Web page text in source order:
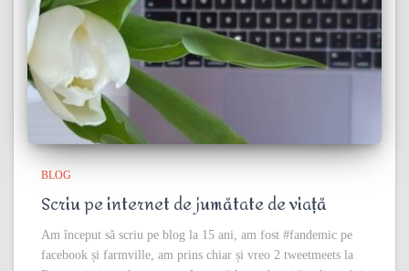
BLOG
Scriu pe internet de jumătate de viață
Am început să scriu pe blog la 15 ani, am fost #fandemic pe
facebook și farmville, am prins chiar și vreo 2 tweetmeets la